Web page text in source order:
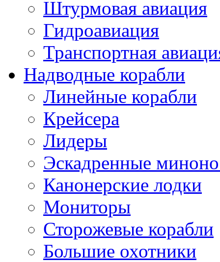
Штурмовая авиация
Гидроавиация
Транспортная
Надводные корабли
Линейные корабли
Крейсера
Лидеры
Эскадренные
Канонерские лодки
Мониторы
Сторожевые корабли
Большие охотники